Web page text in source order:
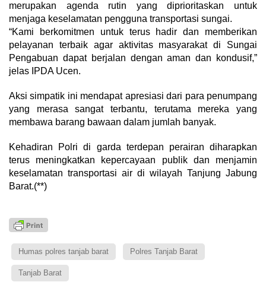
merupakan agenda rutin yang diprioritaskan untuk
menjaga keselamatan pengguna transportasi sungai.
​“Kami berkomitmen untuk terus hadir dan memberikan
pelayanan terbaik agar aktivitas masyarakat di Sungai
Pengabuan dapat berjalan dengan aman dan kondusif,”
jelas IPDA Ucen.
​Aksi simpatik ini mendapat apresiasi dari para penumpang
yang merasa sangat terbantu, terutama mereka yang
membawa barang bawaan dalam jumlah banyak.
Kehadiran Polri di garda terdepan perairan diharapkan
terus meningkatkan kepercayaan publik dan menjamin
keselamatan transportasi air di wilayah Tanjung Jabung
Barat.(**)
Humas polres tanjab barat Polres Tanjab Barat
Tanjab Barat